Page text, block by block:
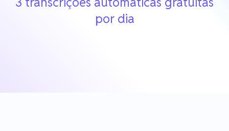
por dia